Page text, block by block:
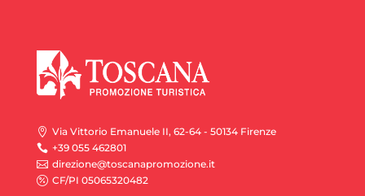
 Via Vittorio Emanuele II, 62-64 - 50134 Firenze
 +39 055 462801
 direzione@toscanapromozione.it
 CF/PI 05065320482